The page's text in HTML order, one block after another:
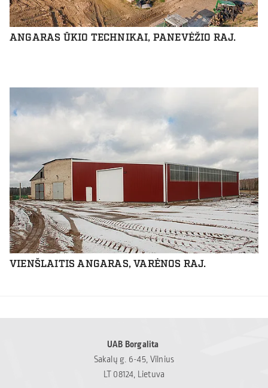
ANGARAS ŪKIO TECHNIKAI, PANEVĖŽIO RAJ.
VIENŠLAITIS ANGARAS, VARĖNOS RAJ.
UAB Borgalita
Sakalų g. 6-45, Vilnius
LT 08124, Lietuva